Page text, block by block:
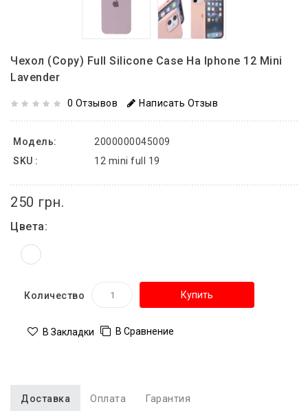
Чехол (copy) Full Silicone Case На Iphone 12 Mini
Lavender
0 Отзывов Написать Отзыв
Модель:
2000000045009
SKU :
12 mini full 19
250 грн.
Цвета:
Количество Купить
В Закладки В Сравнение
Доставка Оплата Гарантия